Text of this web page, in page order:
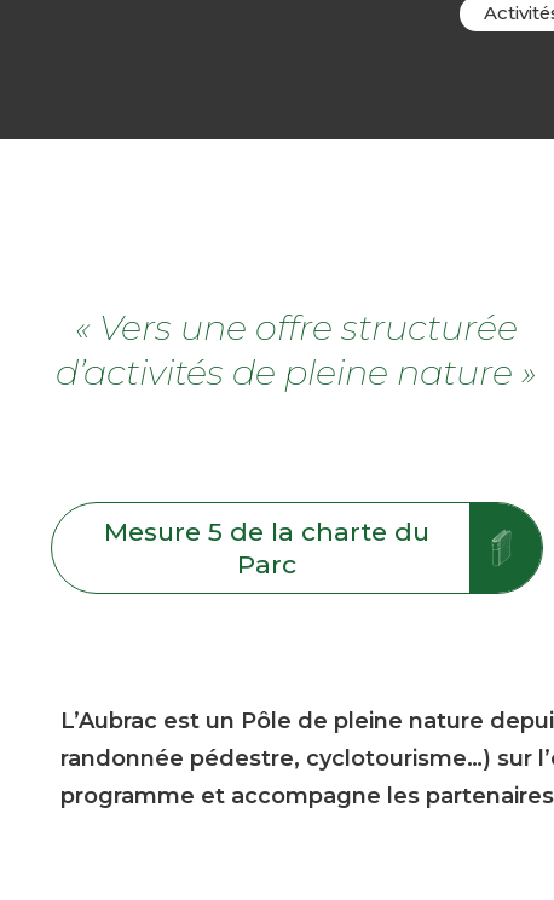
« Vers une offre structurée
d’activités de pleine nature »
Mesure 5 de la charte du
Parc
L’Aubrac est un Pôle de pleine nature
randonnée pédestre, cyclotourisme…) sur
programme et accompagne les